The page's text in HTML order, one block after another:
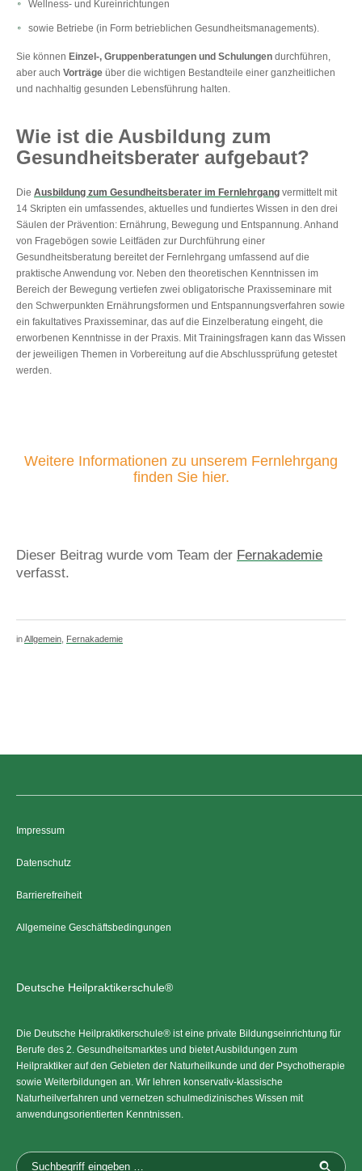
Wellness- und Kureinrichtungen
sowie Betriebe (in Form betrieblichen Gesundheitsmanagements).
Sie können Einzel-, Gruppenberatungen und Schulungen durchführen,
aber auch Vorträge über die wichtigen Bestandteile einer ganzheitlichen
und nachhaltig gesunden Lebensführung halten.
Wie ist die Ausbildung zum
Gesundheitsberater aufgebaut?
Die Ausbildung zum Gesundheitsberater im Fernlehrgang vermittelt mit
14 Skripten ein umfassendes, aktuelles und fundiertes Wissen in den drei
Säulen der Prävention: Ernährung, Bewegung und Entspannung. Anhand
von Fragebögen sowie Leitfäden zur Durchführung einer
Gesundheitsberatung bereitet der Fernlehrgang umfassend auf die
praktische Anwendung vor. Neben den theoretischen Kenntnissen im
Bereich der Bewegung vertiefen zwei obligatorische Praxisseminare mit
den Schwerpunkten Ernährungsformen und Entspannungsverfahren sowie
ein fakultatives Praxisseminar, das auf die Einzelberatung eingeht, die
erworbenen Kenntnisse in der Praxis. Mit Trainingsfragen kann das Wissen
der jeweiligen Themen in Vorbereitung auf die Abschlussprüfung getestet
werden.
Weitere Informationen zu unserem Fernlehrgang
finden Sie hier.
Dieser Beitrag wurde vom Team der Fernakademie
verfasst.
inAllgemein Fernakademie
Impressum
Datenschutz
Barrierefreiheit
Allgemeine Geschäftsbedingungen
Deutsche Heilpraktikerschule®
Die Deutsche Heilpraktikerschule® ist eine private Bildungseinrichtung für
Berufe des 2. Gesundheitsmarktes und bietet Ausbildungen zum
Heilpraktiker auf den Gebieten der Naturheilkunde und der Psychotherapie
sowie Weiterbildungen an. Wir lehren konservativ-klassische
Naturheilverfahren und vernetzen schulmedizinisches Wissen mit
anwendungsorientierten Kenntnissen.